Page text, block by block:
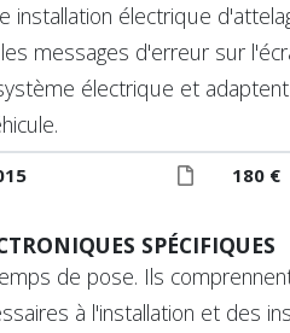
installation électrique
messages d'erreur sur
électrique et
180 €
SPÉCIFIQUES
de pose. Ils
à l'installation et des